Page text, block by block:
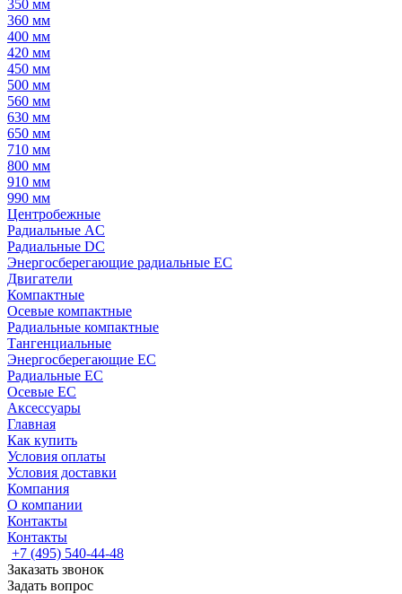
350 мм
360 мм
400 мм
420 мм
450 мм
500 мм
560 мм
630 мм
650 мм
710 мм
800 мм
910 мм
990 мм
Центробежные
Радиальные AC
Радиальные DC
Энергосберегающие радиальные EC
Двигатели
Компактные
Осевые компактные
Радиальные компактные
Тангенциальные
Энергосберегающие EC
Радиальные EC
Осевые EC
Аксессуары
Главная
Как купить
Условия оплаты
Условия доставки
Компания
О компании
Контакты
Контакты
+7 (495) 540-44-48
Заказать звонок
Задать вопрос